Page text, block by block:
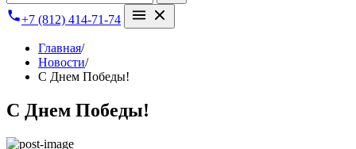
+7 (812) 414-71-74
Главная/
Новости/
С Днем Победы!
С Днем Победы!